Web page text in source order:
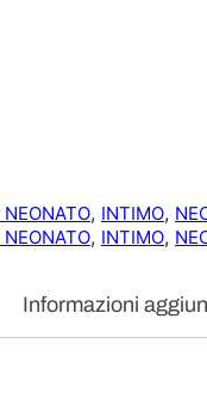
, INTIMO,
, INTIMO,
Informazioni